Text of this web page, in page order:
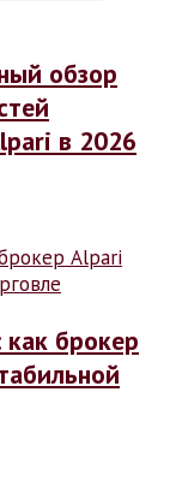
обзор
в 2026
брокер